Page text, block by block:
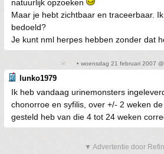
natuurlijk opzoeken
Maar je hebt zichtbaar en traceerbaar.
bedoeld?
Je kunt nml herpes hebben zonder dat
• woensdag 21 februari 2007
lunko1979
Ik heb vandaag urinemonsters
chonorroe en syfilis, over +/- 2 weken
gesteld heb van die 4 tot 24 weken
▼ Advertentie door